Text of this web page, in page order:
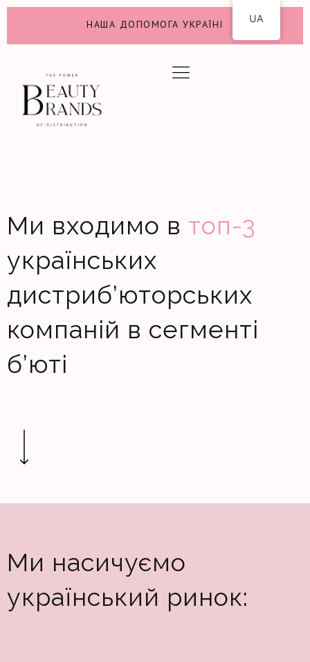
НАША ДОПОМОГА УКРАЇНІ
Ми входимо в топ-3
українських
дистриб’юторських
компаній в сегменті
б’юті
Ми насичуємо
український ринок:
UA